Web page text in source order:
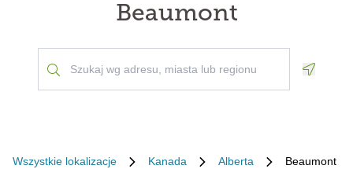
Beaumont
Wszystkie lokalizacje Kanada Alberta Beaumont